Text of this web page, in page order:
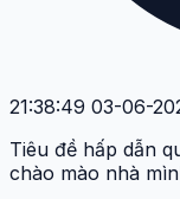
21:38:49 03-06-
Tiêu đề hấp dẫn
chào mào nhà